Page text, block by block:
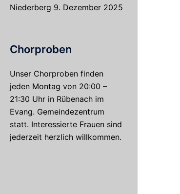
Niederberg 9. Dezember 2025
Chorproben
Unser Chorproben finden
jeden Montag von 20:00 –
21:30 Uhr in Rübenach im
Evang. Gemeindezentrum
statt. Interessierte Frauen sind
jederzeit herzlich willkommen.